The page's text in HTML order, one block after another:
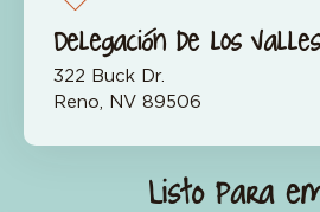
Delegación de los
322 Buck Dr.
Reno, NV 89506
¿Listo para